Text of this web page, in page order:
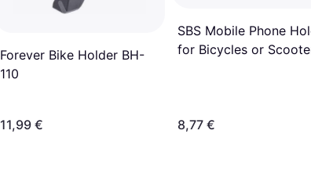
Forever Bike Holder BH-
110
11,99 €
SBS Mobile Phone
for Bicycles or
8,77 €